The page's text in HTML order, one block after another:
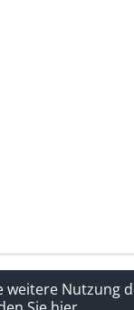
Nutzung